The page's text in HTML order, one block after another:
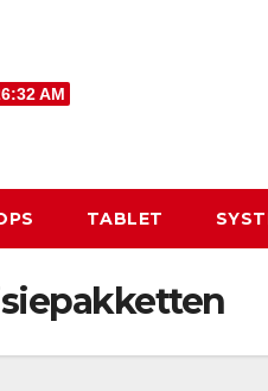
AM
TABLET